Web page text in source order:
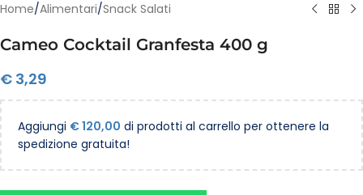
Home/Alimentari/Snack Salati
Cameo Cocktail Granfesta 400 g
€ 3,29
Aggiungi €120,00 di prodotti al carrello per ottenere la
spedizione gratuita!